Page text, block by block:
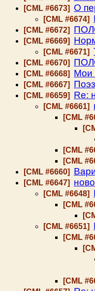
[CML #6673] О
[CML #6674]
[CML #6672]
[CML #6669]
[CML #6671]
[CML #6670]
[CML #6668] Мои
[CML #6667]
[CML #6659] Re:
[CML #6661]
[CML
[CML
[CML
[CML #6660]
[CML #6647]
[CML #6648]
[CML
[CML #6651]
[CML
[CML